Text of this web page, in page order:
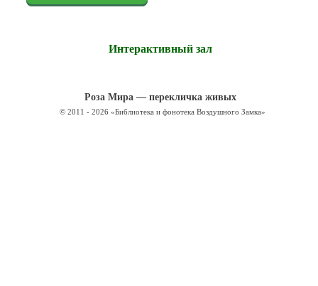
© 2011 - 2026 «Библиотека и фонотека Воздушного Замка»
Интерактивный зал
Роза Мира — перекличка живых